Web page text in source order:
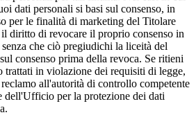
dati personali si basi sul consenso, in
per le finalità di marketing del Titolare
diritto di revocare il proprio consenso in
che ciò pregiudichi la liceità del
consenso prima della revoca. Se ritieni
trattati in violazione dei requisiti di legge,
all'autorità di controllo competente
dell'Ufficio per la protezione dei dati